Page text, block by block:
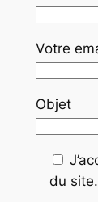
Votre
Objet
du site.